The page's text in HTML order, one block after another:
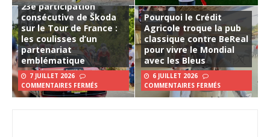
23e participation
consécutive de Škoda
sur le Tour de France :
les coulisses d’un
partenariat
emblématique
7 JUILLET 2026
COMMENTAIRES FERMÉS
Pourquoi le Crédit
Agricole troque la pub
classique contre BeReal
pour vivre le Mondial
avec les Bleus
6 JUILLET 2026
COMMENTAIRES FERMÉS